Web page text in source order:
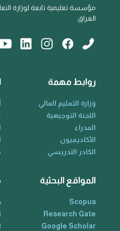
مؤسسة تعليمية تابعة لوزارة
العراق
روابط مهمة
وزارة التعليم العالي
اللجنة التوجيهية
المدراء
الأكاديميون
الكادر التدريسي
المواقع البحثية
Scopus
Research Gate
Google Scholar